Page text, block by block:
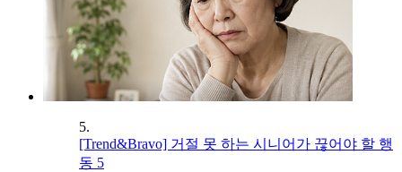
5.
[Trend&Bravo] 거절 못 하는 시니어가 끊어야 할 행
동 5